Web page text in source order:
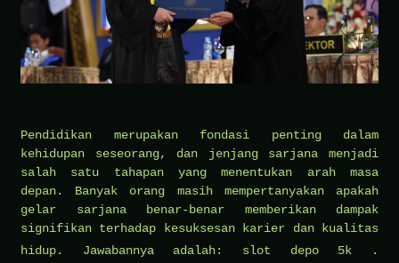
Pendidikan merupakan fondasi penting dalam
kehidupan seseorang, dan jenjang sarjana menjadi
salah satu tahapan yang menentukan arah masa
depan. Banyak orang masih mempertanyakan apakah
gelar sarjana benar-benar memberikan dampak
signifikan terhadap kesuksesan karier dan kualitas
hidup. Jawabannya adalah: slot depo 5k .